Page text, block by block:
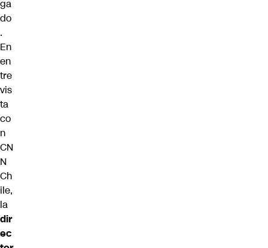
ga
do
.
En
en
tre
vis
ta
co
n
CN
N
Ch
ile,
la
dir
ec